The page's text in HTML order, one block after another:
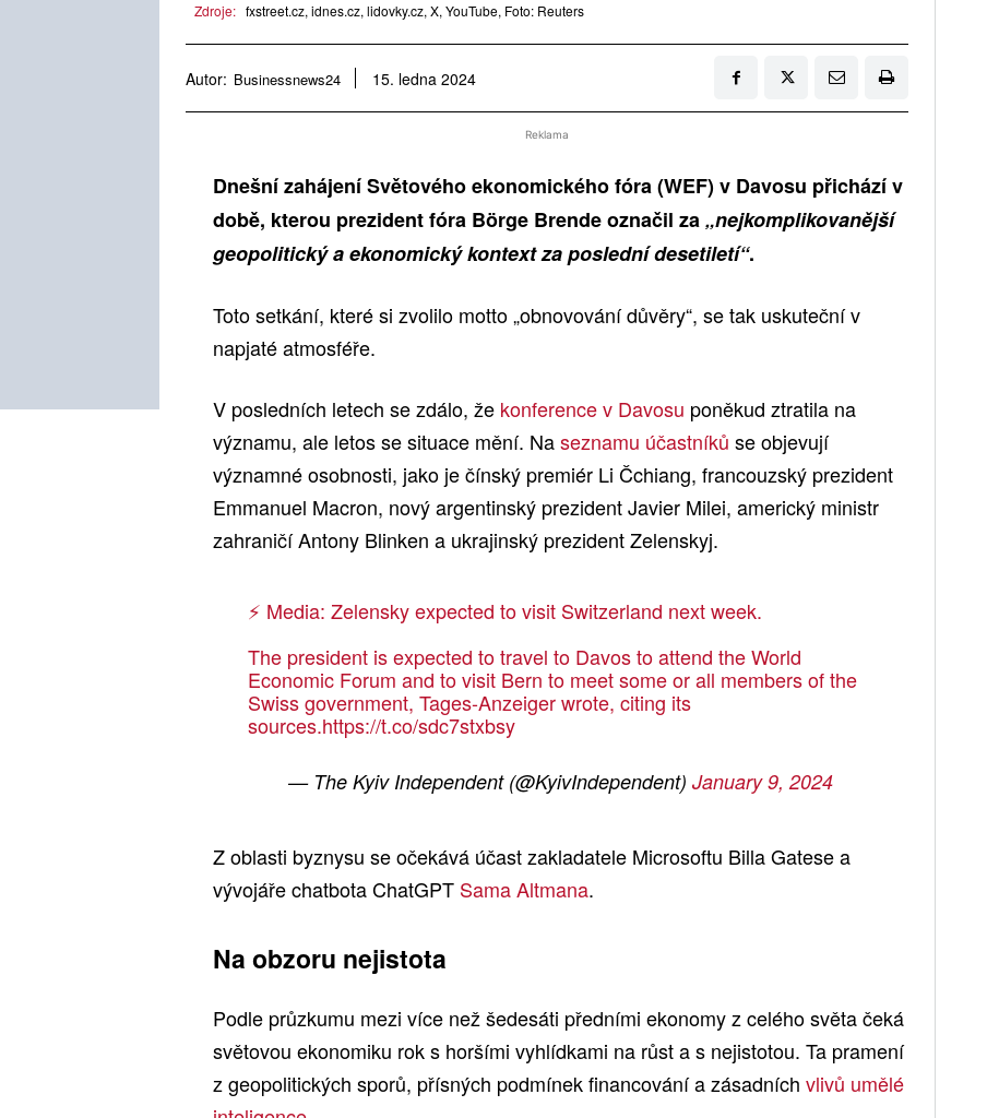
Zdroje: fxstreet.cz, idnes.cz, lidovky.cz, X, YouTube, Foto: Reuters
Autor: Businessnews24 15. ledna 2024
Reklama
Dnešní zahájení Světového ekonomického fóra (WEF) v Davosu přichází v
době, kterou prezident fóra Börge Brende označil za„nejkomplikovanější
geopolitický a ekonomický kontext za poslední desetiletí“.
Toto setkání, které si zvolilo motto „obnovování důvěry“, se tak uskuteční v
napjaté atmosféře.
V posledních letech se zdálo, že konference v Davosu poněkud ztratila na
významu, ale letos se situace mění. Naseznamu účastníků se objevují
významné osobnosti, jako je čínský premiér Li Čchiang, francouzský prezident
Emmanuel Macron, nový argentinský prezident Javier Milei, americký ministr
zahraničí Antony Blinken a ukrajinský prezident Zelenskyj.
⚡️ Media: Zelensky expected to visit Switzerland next week.
The president is expected to travel to Davos to attend the World
Economic Forum and to visit Bern to meet some or all members of the
Swiss government, Tages-Anzeiger wrote, citing its
sources.https://t.co/sdc7stxbsy
— The Kyiv Independent (@KyivIndependent)January 9, 2024
Z oblasti byznysu se očekává účast zakladatele Microsoftu Billa Gatese a
vývojáře chatbota ChatGPT Sama Altmana.
Na obzoru nejistota
Podle průzkumu mezi více než šedesáti předními ekonomy z celého světa čeká
světovou ekonomiku rok s horšími vyhlídkami na růst a s nejistotou. Ta pramení
z geopolitických sporů, přísných podmínek financování a zásadních vlivů umělé